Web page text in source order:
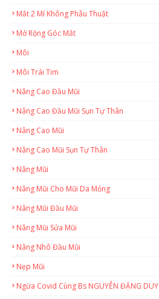
Mắt 2 Mí Không Phẫu Thuật
Mở Rộng Góc Mắt
Môi
Môi Trái Tim
Nâng Cao Đầu Mũi
Nâng Cao Đầu Mũi Sụn Tự Thân
Nâng Cao Mũi
Nâng Cao Mũi Sụn Tự Thân
Nâng Mũi
Nâng Mũi Cho Mũi Da Mỏng
Nâng Mũi Đầu Mũi
Nâng Mũi Sửa Mũi
Nâng Nhô Đầu Mũi
Nẹp Mũi
Ngừa Covid Cùng Bs NGUYỄN ĐẶNG DUY